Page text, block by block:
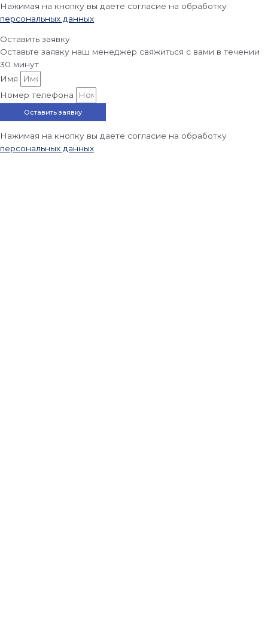
Нажимая на кнопку вы даете согласие на обработку
персональных данных
Оставить заявку
Оставьте заявку наш менеджер свяжиться с вами в течении
30 минут
Имя
Номер телефона
Оставить заявку
Нажимая на кнопку вы даете согласие на обработку
персональных данных